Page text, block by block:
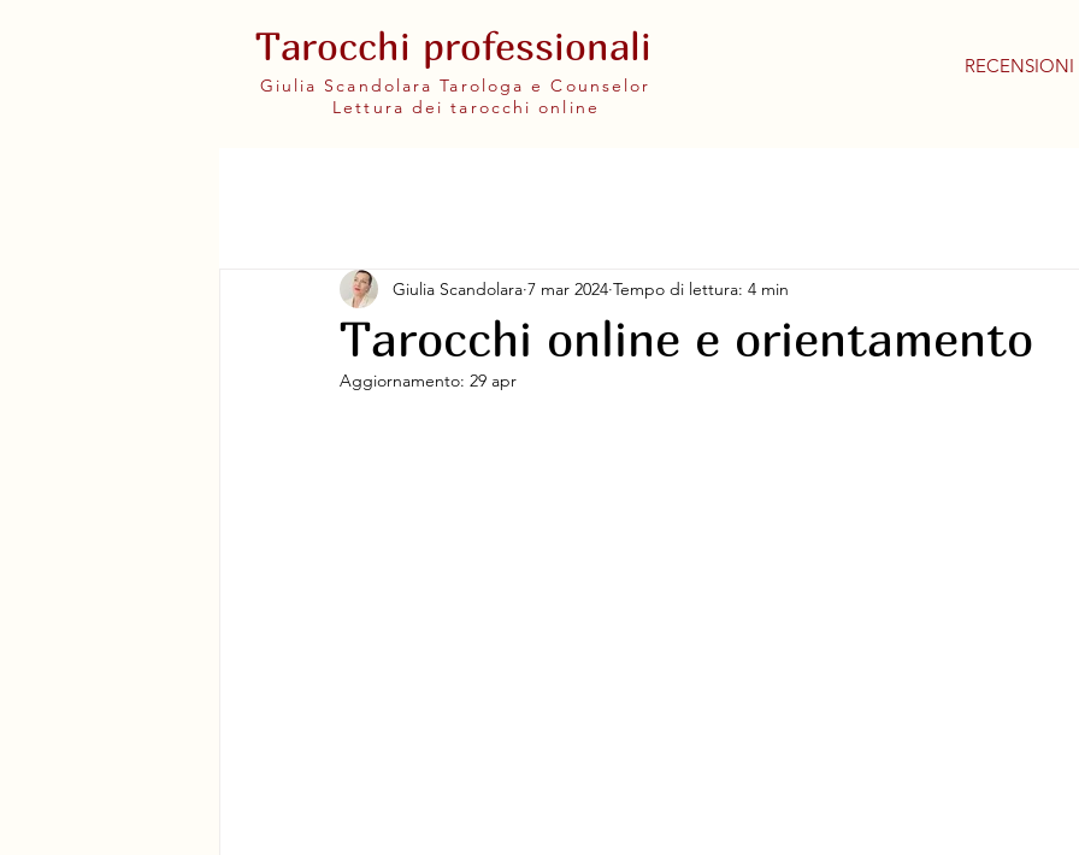
Tarocchi professionali
Giulia Scandolara Tarologa e Counselor
Lettura dei tarocchi online
RECENSIONI
Tarocchi online e orientamento
Giulia Scandolara 7 mar 2024 Tempo di lettura: 4 min
Aggiornamento: 29 apr